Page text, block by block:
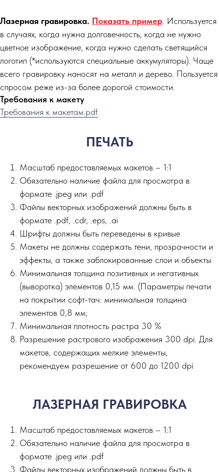
Лазерная гравировка. Показать пример . Используется
в случаях, когда нужна долговечность, когда не нужно
цветное изображение, когда нужно сделать светящийся
логотип (*используются специальные аккумуляторы). Чаще
всего гравировку наносят на металл и дерево. Пользуется
спросом реже из-за более дорогой стоимости.
Требования к макету
Требования к макетам.pdf
ПЕЧАТЬ
Масштаб предоставляемых макетов – 1:1
Обязательно наличие файла для просмотра в
формате .jpeg или .pdf
Файлы векторных изображений должны быть в
формате .pdf, .cdr, .eps, .ai
Шрифты должны быть переведены в кривые
Макеты не должны содержать тени, прозрачности и
эффекты, а также заблокированные слои и объекты
Минимальная толщина позитивных и негативных
(выворотка) элементов 0,15 мм. (Параметры печати
на покрытии софт-тач: минимальная толщина
элементов 0,8 мм;
Минимальная плотность растра 30 %
Разрешение растрового изображения 300 dpi. Для
макетов, содержащих мелкие элементы,
рекомендуем разрешение от 600 до 1200 dpi
ЛАЗЕРНАЯ ГРАВИРОВКА
Масштаб предоставляемых макетов – 1:1
Обязательно наличие файла для просмотра в
формате .jpeg или .pdf
Файлы векторных изображений должны быть в